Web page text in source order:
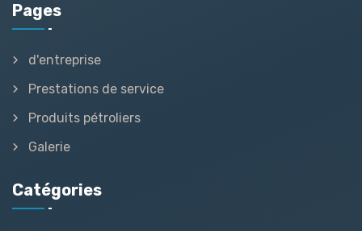
Pages
d'entreprise
Prestations de service
Produits pétroliers
Galerie
Catégories